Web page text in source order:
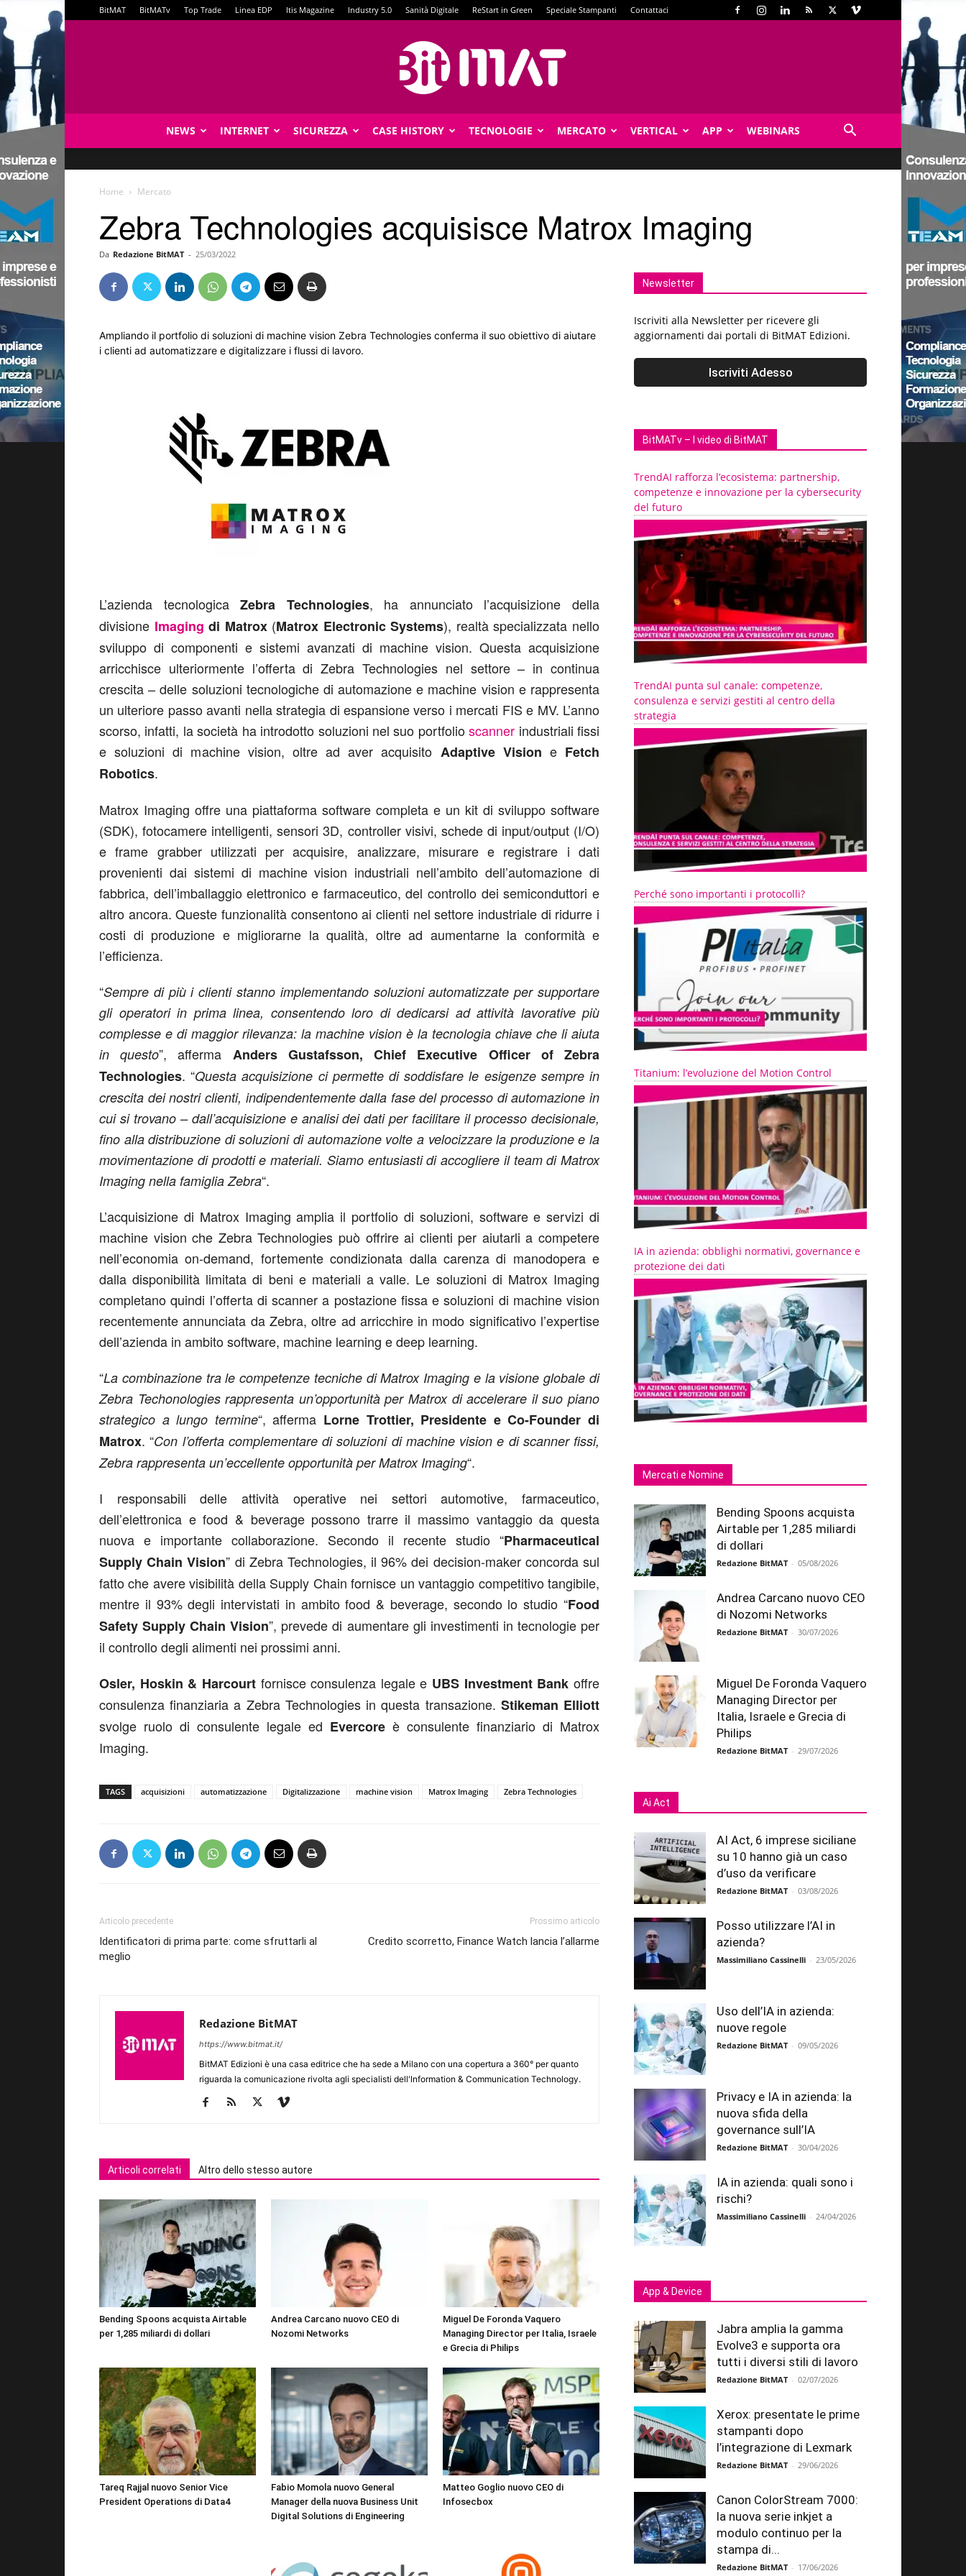
BitMAT BitMATv Top Trade Linea EDP Itis Magazine Industry 5.0 Sanità Digitale ReStart in Green Speciale Stampanti Contattaci
NEWS INTERNET SICUREZZA CASE HISTORY TECNOLOGIE MERCATO VERTICAL APP WEBINARS
Home Mercato
Zebra Technologies acquisisce Matrox Imaging
Da Redazione BitMAT - 25/03/2022
Ampliando il portfolio di soluzioni di machine vision Zebra Technologies conferma il suo obiettivo di aiutare
i clienti ad automatizzare e digitalizzare i flussi di lavoro.
L’azienda tecnologicaZebra Technologies, ha annunciato l’acquisizione della
divisione Imaging di Matrox(Matrox Electronic Systems), realtà specializzata nello
sviluppo di componenti e sistemi avanzati di machine vision. Questa acquisizione
arricchisce ulteriormente l’offerta di Zebra Technologies nel settore – in continua
crescita – delle soluzioni tecnologiche di automazione e machine vision e rappresenta
un ulteriore passo avanti nella strategia di espansione verso i mercati FIS e MV. L’anno
scorso, infatti, la società ha introdotto soluzioni nel suo portfolioscanner industriali fissi
e soluzioni di machine vision, oltre ad aver acquisito Adaptive Vision e Fetch
Robotics.
Matrox Imaging offre una piattaforma software completa e un kit di sviluppo software
(SDK), fotocamere intelligenti, sensori 3D, controller visivi, schede di input/output (I/O)
e frame grabber utilizzati per acquisire, analizzare, misurare e registrare i dati
provenienti dai sistemi di machine vision industriali nell’ambito dell’automazione di
fabbrica, dell’imballaggio elettronico e farmaceutico, del controllo dei semiconduttori e
altro ancora. Queste funzionalità consentono ai clienti nel settore industriale di ridurre i
costi di produzione e migliorarne la qualità, oltre ad aumentarne la conformità e
l’efficienza.
“Sempre di più i clienti stanno implementando soluzioni automatizzate per supportare
gli operatori in prima linea, consentendo loro di dedicarsi ad attività lavorative più
complesse e di maggior rilevanza: la machine vision è la tecnologia chiave che li aiuta
in questo”, afferma Anders Gustafsson, Chief Executive Officer of Zebra
Technologies. “Questa acquisizione ci permette di soddisfare le esigenze sempre in
crescita dei nostri clienti, indipendentemente dalla fase del processo di automazione in
cui si trovano – dall’acquisizione e analisi dei dati per facilitare il processo decisionale,
fino alla distribuzione di soluzioni di automazione volte a velocizzare la produzione e la
movimentazione di prodotti e materiali. Siamo entusiasti di accogliere il team di Matrox
Imaging nella famiglia Zebra“.
L’acquisizione di Matrox Imaging amplia il portfolio di soluzioni, software e servizi di
machine vision che Zebra Technologies può offrire ai clienti per aiutarli a competere
nell’economia on-demand, fortemente condizionata dalla carenza di manodopera e
dalla disponibilità limitata di beni e materiali a valle. Le soluzioni di Matrox Imaging
completano quindi l’offerta di scanner a postazione fissa e soluzioni di machine vision
recentemente annunciata da Zebra, oltre ad arricchire in modo significativo l’expertise
dell’azienda in ambito software, machine learning e deep learning.
“La combinazione tra le competenze tecniche di Matrox Imaging e la visione globale di
Zebra Techonologies rappresenta un’opportunità per Matrox di accelerare il suo piano
strategico a lungo termine“, afferma Lorne Trottier, Presidente e Co-Founder di
Matrox. “Con l’offerta complementare di soluzioni di machine vision e di scanner fissi,
Zebra rappresenta un’eccellente opportunità per Matrox Imaging“.
I responsabili delle attività operative nei settori automotive, farmaceutico,
dell’elettronica e food & beverage possono trarre il massimo vantaggio da questa
nuova e importante collaborazione. Secondo il recente studio “Pharmaceutical
Supply Chain Vision” di Zebra Technologies, il 96% dei decision-maker concorda sul
fatto che avere visibilità della Supply Chain fornisce un vantaggio competitivo tangibile,
mentre il 93% degli intervistati in ambito food & beverage, secondo lo studio “Food
Safety Supply Chain Vision”, prevede di aumentare gli investimenti in tecnologie per
il controllo degli alimenti nei prossimi anni.
Osler, Hoskin & Harcourtfornisce consulenza legale e UBS Investment Bank offre
consulenza finanziaria a Zebra Technologies in questa transazione. Stikeman Elliott
svolge ruolo di consulente legale ed Evercore è consulente finanziario di Matrox
Imaging.
TAGS acquisizioni automatizzazione Digitalizzazione machine vision Matrox Imaging Zebra Technologies
Articolo precedente
Identificatori di prima parte: come sfruttarli al
meglio
Prossimo articolo
Credito scorretto, Finance Watch lancia l’allarme
Redazione BitMAT
https://www.bitmat.it/
BitMAT Edizioni è una casa editrice che ha sede a Milano con una copertura a 360° per quanto
riguarda la comunicazione rivolta agli specialisti dell'lnformation & Communication Technology.
Articoli correlati Altro dello stesso autore
Bending Spoons acquista Airtable
per 1,285 miliardi di dollari
Andrea Carcano nuovo CEO di
Nozomi Networks
Miguel De Foronda Vaquero
Managing Director per Italia, Israele
e Grecia di Philips
Tareq Rajjal nuovo Senior Vice
President Operations di Data4
Fabio Momola nuovo General
Manager della nuova Business Unit
Digital Solutions di Engineering
Matteo Goglio nuovo CEO di
Infosecbox
Newsletter
Iscriviti alla Newsletter per ricevere gli
aggiornamenti dai portali di BitMAT Edizioni.
BitMATv – I video di BitMAT
TrendAI rafforza l’ecosistema: partnership,
competenze e innovazione per la cybersecurity
del futuro
TrendAI punta sul canale: competenze,
consulenza e servizi gestiti al centro della
strategia
Perché sono importanti i protocolli?
Titanium: l’evoluzione del Motion Control
IA in azienda: obblighi normativi, governance e
protezione dei dati
Mercati e Nomine
Bending Spoons acquista
Airtable per 1,285 miliardi
di dollari
Redazione BitMAT - 05/08/2026
Andrea Carcano nuovo CEO
di Nozomi Networks
Redazione BitMAT - 30/07/2026
Miguel De Foronda Vaquero
Managing Director per
Italia, Israele e Grecia di
Philips
Redazione BitMAT - 29/07/2026
Ai Act
AI Act, 6 imprese siciliane
su 10 hanno già un caso
d’uso da verificare
Redazione BitMAT - 03/08/2026
Posso utilizzare l’AI in
azienda?
Massimiliano Cassinelli - 23/05/2026
Uso dell’IA in azienda:
nuove regole
Redazione BitMAT - 09/05/2026
Privacy e IA in azienda: la
nuova sfida della
governance sull’IA
Redazione BitMAT - 30/04/2026
IA in azienda: quali sono i
rischi?
Massimiliano Cassinelli - 24/04/2026
App & Device
Jabra amplia la gamma
Evolve3 e supporta ora
tutti i diversi stili di lavoro
Redazione BitMAT - 02/07/2026
Xerox: presentate le prime
stampanti dopo
l’integrazione di Lexmark
Redazione BitMAT - 29/06/2026
Canon ColorStream 7000:
la nuova serie inkjet a
modulo continuo per la
stampa di...
Redazione BitMAT - 17/06/2026